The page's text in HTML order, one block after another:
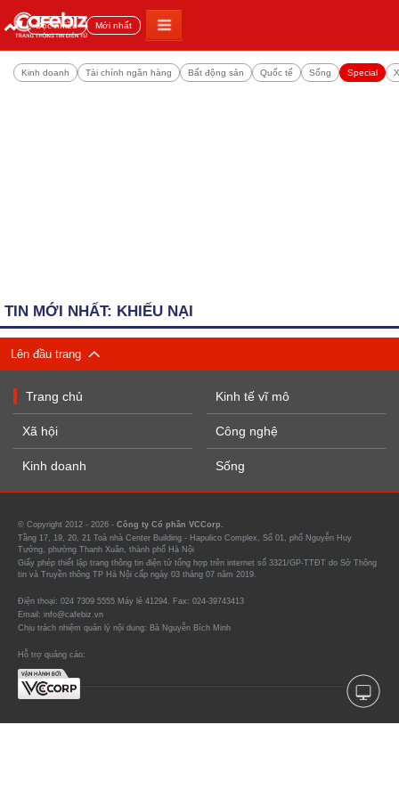
Đọc nhiều Mới nhất
Kinh doanh Tài chính ngân hàng Bất động sản Quốc tế Sống Special
TIN MỚI NHẤT: KHIẾU NẠI
Lên đầu trang
Trang chủ
Xã hội
Kinh doanh
Kinh tế vĩ mô
Công nghệ
Sống
© Copyright 2012 - 2026 - Công ty Cổ phần VCCorp.
Tầng 17, 19, 20, 21 Toà nhà Center Building - Hapulico Complex, Số 01, phố Nguyễn Huy
Tưởng, phường Thanh Xuân, thành phố Hà Nội
Giấy phép thiết lập trang thông tin điện tử tổng hợp trên internet số 3321/GP-TTĐT do Sở Thông
tin và Truyền thông TP Hà Nội cấp ngày 03 tháng 07 năm 2019.
Điện thoại: 024 7309 5555 Máy lẻ 41294. Fax: 024-39743413
Email: info@cafebiz.vn
Chịu trách nhiệm quản lý nội dung: Bà Nguyễn Bích Minh
Hỗ trợ quảng cáo: